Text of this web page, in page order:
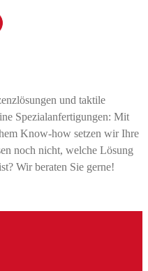
und taktile
Spezialanfertigungen: Mit
Know-how setzen wir Ihre
noch nicht, welche Lösung
Wir beraten Sie gerne!